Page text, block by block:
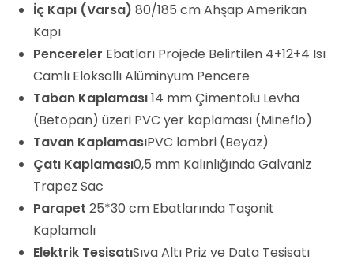
İç Kapı (Varsa)80/185 cm Ahşap Amerikan
Kapı
Pencereler Ebatları Projede Belirtilen 4+12+4 Isı
Camlı Eloksallı Alüminyum Pencere
Taban Kaplaması14 mm Çimentolu Levha
(Betopan) üzeri PVC yer kaplaması (Mineflo)
Tavan KaplamasıPVC lambri (Beyaz)
Çatı Kaplaması0,5 mm Kalınlığında Galvaniz
Trapez Sac
Parapet25*30 cm Ebatlarında Taşonit
Kaplamalı
Elektrik TesisatıSıva Altı Priz ve Data Tesisatı